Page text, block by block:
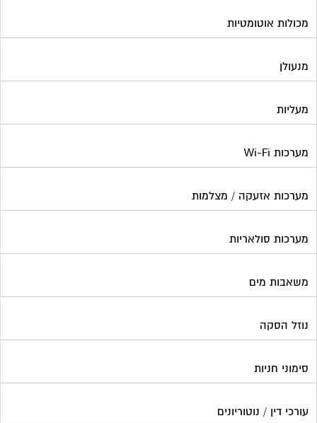
מכולות אוטומטיות
מנעולן
מעליות
מערכות Wi-Fi
מערכות אזעקה / מצלמות
מערכות סולאריות
משאבות מים
נוזל הסקה
סימוני חניות
עורכי דין / נוטוריונים